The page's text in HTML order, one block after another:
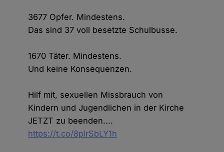
3677 Opfer. Mindestens.
Das sind 37 voll besetzte Schulbusse.
1670 Täter. Mindestens.
Und keine Konsequenzen.
Hilf mit, sexuellen Missbrauch von
Kindern und Jugendlichen in der Kirche
JETZT zu beenden....
https://t.co/8plrSbLY1h